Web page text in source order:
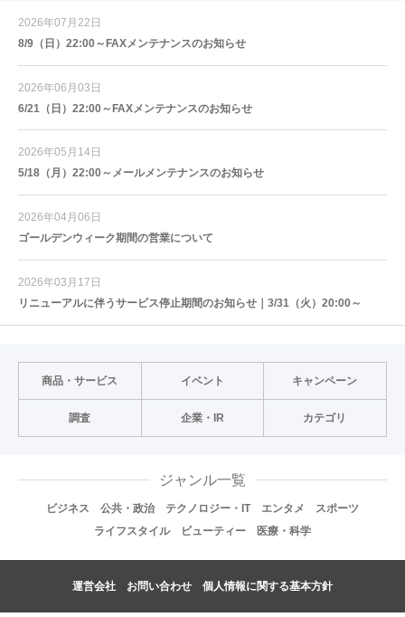
2026年07月22日
8/9（日）22:00～FAXメンテナンスのお知らせ
2026年06月03日
6/21（日）22:00～FAXメンテナンスのお知らせ
2026年05月14日
5/18（月）22:00～メールメンテナンスのお知らせ
2026年04月06日
ゴールデンウィーク期間の営業について
2026年03月17日
リニューアルに伴うサービス停止期間のお知らせ｜3/31（火）20:00～
商品・サービス イベント キャンペーン
調査 企業・IR カテゴリ
ジャンル一覧
ビジネス 公共・政治 テクノロジー・IT エンタメ
スポーツ
ライフスタイル
ビューティー 医療・科学
運営会社 お問い合わせ 個人情報に関する基本方針